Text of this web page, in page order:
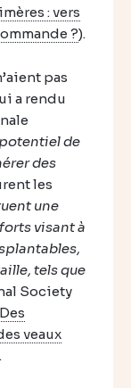
: vers
?).
pas
a rendu
de
des
les
une
visant à
tels que
Society
Des
veaux